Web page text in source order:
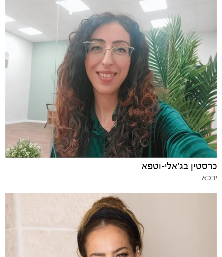
כרסטין בג'אלי-וטפא
ירכא